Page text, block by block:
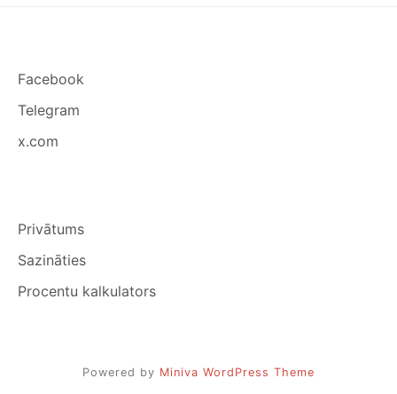
Facebook
Telegram
x.com
Privātums
Sazināties
Procentu kalkulators
Powered by Miniva WordPress Theme